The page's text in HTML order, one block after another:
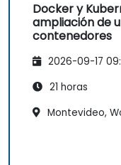
Docker y
ampliación de
contenedores
2026-09-17
21 horas
Montevideo,